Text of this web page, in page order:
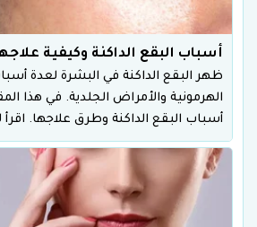
أسباب البقع الداكنة وكيفية
ظهر البقع الداكنة في البشرة لعدة
الهرمونية والأمراض الجلدية. في هذا
أسباب البقع الداكنة وطرق علاجها.